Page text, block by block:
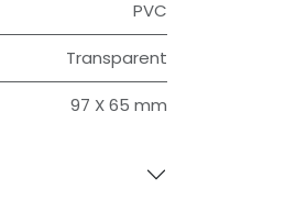
PVC
Transparent
97 X 65 mm